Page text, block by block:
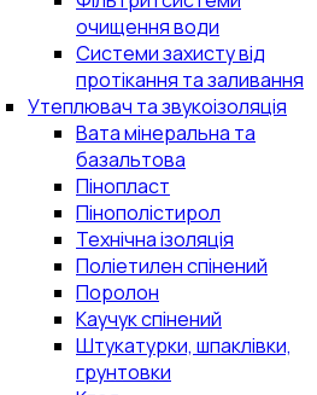
очищення води
Системи захисту від
протікання та заливання
Утеплювач та звукоізоляція
Вата мінеральна та
базальтова
Пінопласт
Пінополістирол
Технічна ізоляція
Поліетилен спінений
Поролон
Каучук спінений
Штукатурки, шпаклівки,
грунтовки